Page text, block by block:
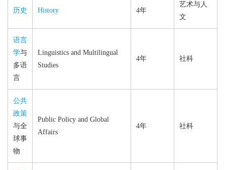
历史 History 4年
艺术与人
文
语言
学与
多语
言
Linguistics and Multilingual
Studies
4年 社科
公共
政策
与全
球事
物
Public Policy and Global
Affairs
4年 社科